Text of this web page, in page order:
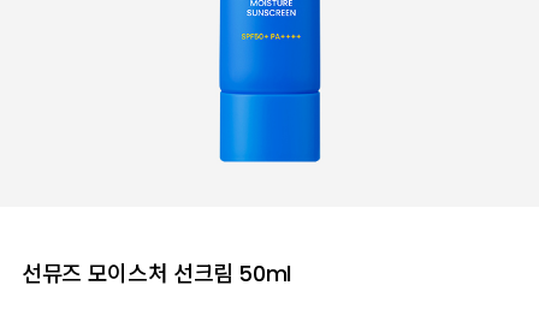
선뮤즈 모이스처 선크림 50ml